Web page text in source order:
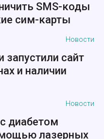
SMS-коды
сим-карты
Новости
запустили сайт
и наличии
Новости
диабетом
лазерных